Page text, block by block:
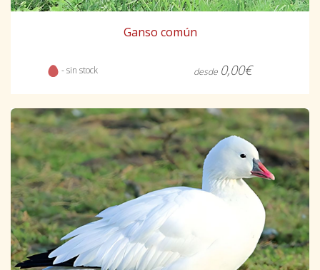
Ganso común
- sin stock desde 0,00€